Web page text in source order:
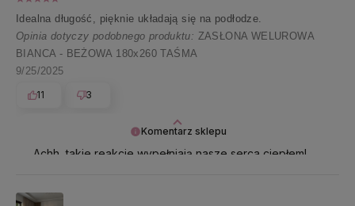
Komentarz sklepu
Achh, takie reakcje wypełniają nasze serca ciepłem!
Idealna długość, pięknie układają się na podłodze.
Opinia dotyczy podobnego produktu: ZASŁONA WELUROWA
BIANCA - BEŻOWA 180x260 TAŚMA
9/25/2025
11
3